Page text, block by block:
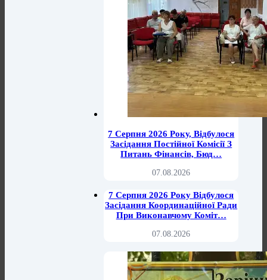
7 Серпня 2026 Року, Відбулося
Засідання Постійної Комісії З
Питань Фінансів, Бюд…
07.08.2026
7 Серпня 2026 Року Відбулося
Засідання Координаційної Ради
При Виконавчому Коміт…
07.08.2026